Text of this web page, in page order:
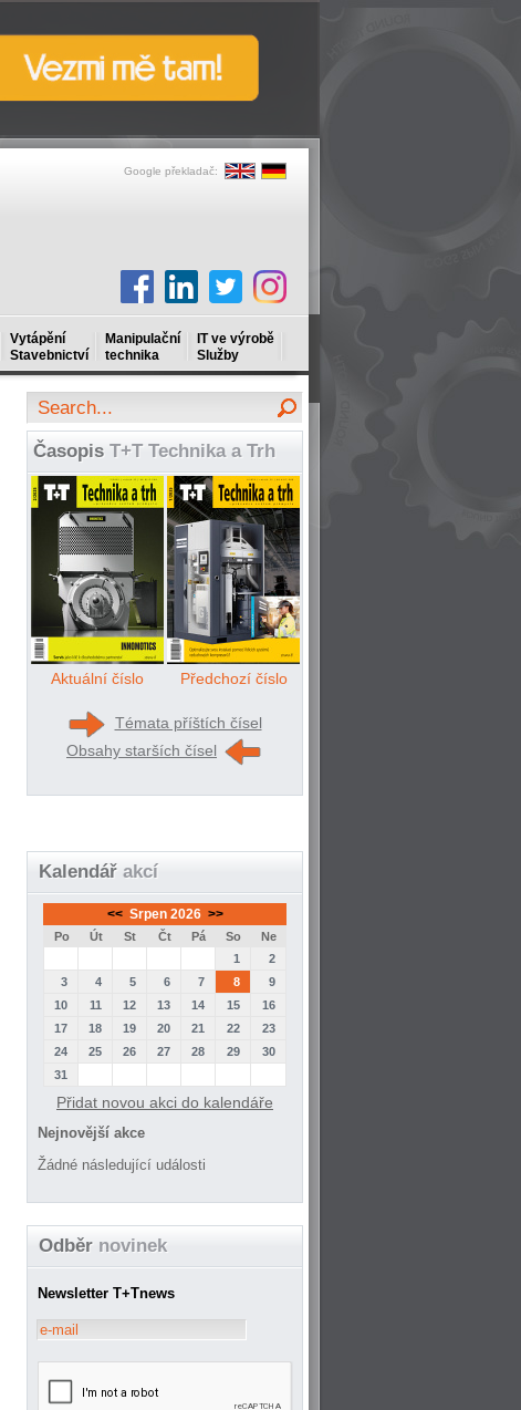
Google překladač:
Vytápění
Stavebnictví
Manipulační
technika
IT ve výrobě
Služby
Časopis T+T Technika a Trh
Aktuální číslo Předchozí číslo
Témata příštích čísel
Obsahy starších čísel
Kalendář akcí
<< Srpen 2026 >>
Po Út St Čt Pá So
Ne
1
2
3
4 5 6 7 8
9
10
11 12 13 14 15
16
17
18 19 20 21 22
23
24
25 26 27 28 29
30
31
Přidat novou akci do kalendáře
Nejnovější akce
Žádné následující události
Odběr novinek
Newsletter T+Tnews